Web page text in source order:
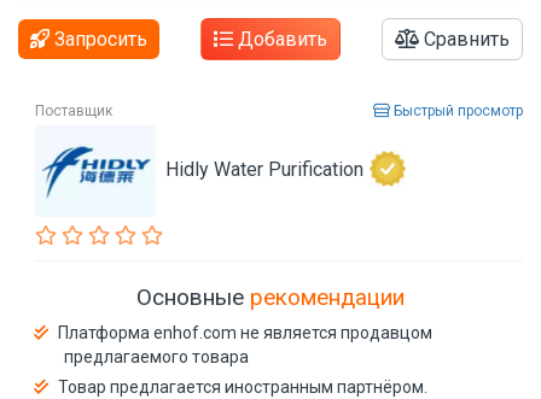
Запросить Добавить Сравнить
Поставщик Быстрый просмотр
Hidly Water Purification
Основные рекомендации
Платформа enhof.com не является продавцом
предлагаемого товара
Товар предлагается иностранным партнёром.